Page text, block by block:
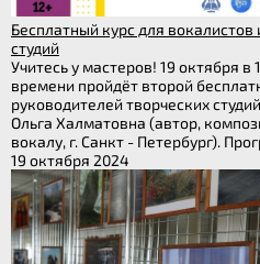
Бесплатный курс для
студий
Учитесь у мастеров! 19 октября в
времени пройдёт второй
руководителей творческих
Ольга Халматовна (автор,
вокалу, г. Санкт - Петербург).
19 октября 2024